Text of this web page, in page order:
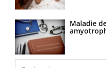
Maladie